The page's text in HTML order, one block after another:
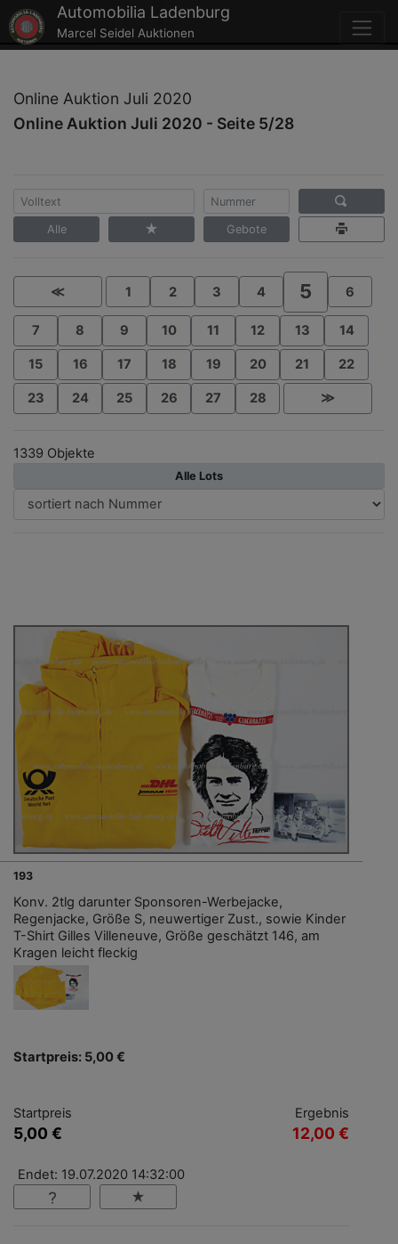
Automobilia Ladenburg
Marcel Seidel Auktionen
Online Auktion Juli 2020
Online Auktion Juli 2020 - Seite 5/28
Alle Gebote
≪ 1 2 3 4 5 6
7 8 9 10 11 12 13 14
15 16 17 18 19 20 21 22
23 24 25 26 27 28 ≫
1339 Objekte
Alle Lots
193
Konv. 2tlg darunter Sponsoren-Werbejacke,
Regenjacke, Größe S, neuwertiger Zust., sowie Kinder
T-Shirt Gilles Villeneuve, Größe geschätzt 146, am
Kragen leicht fleckig
Startpreis: 5,00 €
Startpreis
5,00 €
Ergebnis
12,00 €
Endet: 19.07.2020 14:32:00